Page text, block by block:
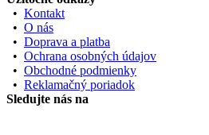
• Kontakt
• O nás
• Doprava a platba
• Ochrana osobných údajov
• Obchodné podmienky
• Reklamačný poriadok
Sledujte nás na